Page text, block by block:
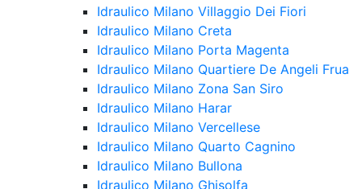
Idraulico Milano Villaggio Dei Fiori
Idraulico Milano Creta
Idraulico Milano Porta Magenta
Idraulico Milano Quartiere De Angeli Frua
Idraulico Milano Zona San Siro
Idraulico Milano Harar
Idraulico Milano Vercellese
Idraulico Milano Quarto Cagnino
Idraulico Milano Bullona
Idraulico Milano Ghisolfa